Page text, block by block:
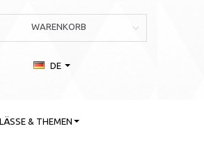
WARENKORB
DE
& THEMEN